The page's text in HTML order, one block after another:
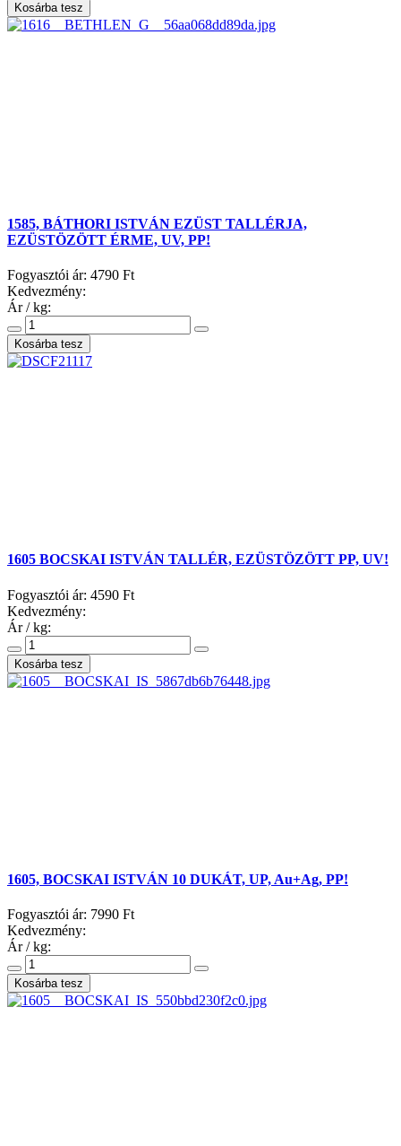
1585, BÁTHORI ISTVÁN EZÜST TALLÉRJA,
EZÜSTÖZÖTT ÉRME, UV, PP!
Fogyasztói ár: 4790 Ft
Kedvezmény:
Ár / kg:
1605 BOCSKAI ISTVÁN TALLÉR, EZÜSTÖZÖTT PP, UV!
Fogyasztói ár: 4590 Ft
Kedvezmény:
Ár / kg:
1605, BOCSKAI ISTVÁN 10 DUKÁT, UP, Au+Ag, PP!
Fogyasztói ár: 7990 Ft
Kedvezmény:
Ár / kg: